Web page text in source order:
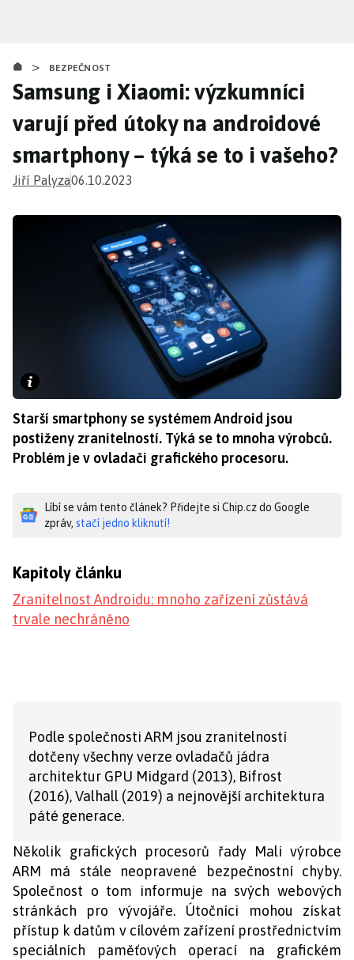
obsahu
> BEZPEČNOST
Samsung i Xiaomi: výzkumníci
varují před útoky na androidové
smartphony – týká se to i vašeho?
Jiří Palyza06.10.2023
Starší smartphony se systémem Android jsou
postiženy zranitelností. Týká se to mnoha výrobců.
Problém je v ovladači grafického procesoru.
Líbí se vám tento článek? Přidejte si Chip.cz do Google
zpráv, stačí jedno kliknutí!
Kapitoly článku
Zranitelnost Androidu: mnoho zařízení zůstává
trvale nechráněno
Podle společnosti ARM jsou zranitelností
dotčeny všechny verze ovladačů jádra
architektur GPU Midgard (2013), Bifrost
(2016), Valhall (2019) a nejnovější architektura
páté generace.
Několik grafických procesorů řady Mali výrobce
ARM má stále neopravené bezpečnostní chyby.
Společnost o tom informuje na svých webových
stránkách pro vývojáře. Útočníci mohou získat
přístup k datům v cílovém zařízení prostřednictvím
speciálních paměťových operací na grafickém